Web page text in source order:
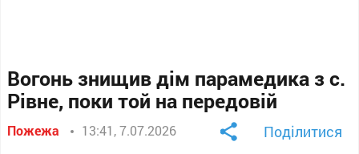
Вогонь знищив дім парамедика з с.
Рівне, поки той на передовій
Пожежа 13:41, 7.07.2026 Поділитися